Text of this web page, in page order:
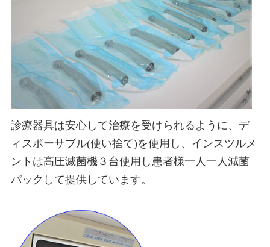
診療器具は安心して治療を受けられるように、デ
ィスポーサブル(使い捨て)を使用し、インスツルメ
ントは高圧滅菌機３台使用し患者様一人一人減菌
パックして提供しています。